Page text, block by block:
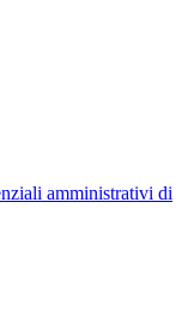
amministrativi di